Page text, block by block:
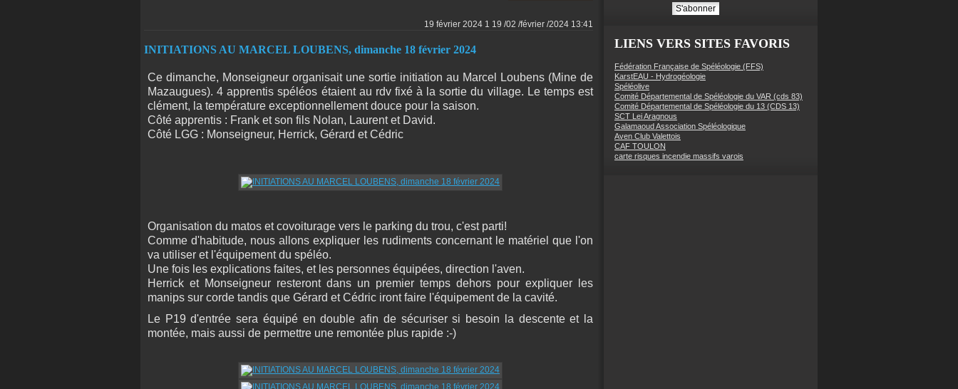
19 février 2024 1 19 /02 /février /2024 13:41
INITIATIONS AU MARCEL LOUBENS, dimanche 18 février 2024
Ce dimanche, Monseigneur organisait une sortie initiation au Marcel Loubens (Mine de
Mazaugues). 4 apprentis spéléos étaient au rdv fixé à la sortie du village. Le temps est
clément, la température exceptionnellement douce pour la saison.
Côté apprentis : Frank et son fils Nolan, Laurent et David.
Côté LGG : Monseigneur, Herrick, Gérard et Cédric
Organisation du matos et covoiturage vers le parking du trou, c'est parti!
Comme d'habitude, nous allons expliquer les rudiments concernant le matériel que l'on
va utiliser et l'équipement du spéléo.
Une fois les explications faites, et les personnes équipées, direction l'aven.
Herrick et Monseigneur resteront dans un premier temps dehors pour expliquer les
manips sur corde tandis que Gérard et Cédric iront faire l'équipement de la cavité.
Le P19 d'entrée sera équipé en double afin de sécuriser si besoin la descente et la
montée, mais aussi de permettre une remontée plus rapide :-)
LIENS VERS SITES FAVORIS
Fédération Française de Spéléologie (FFS)
KarstEAU - Hydrogéologie
Spéléolive
Comité Départemental de Spéléologie du VAR (cds 83)
Comité Départemental de Spéléologie du 13 (CDS 13)
SCT Lei Aragnous
Galamaoud Association Spéléologique
Aven Club Valettois
CAF TOULON
carte risques incendie massifs varois